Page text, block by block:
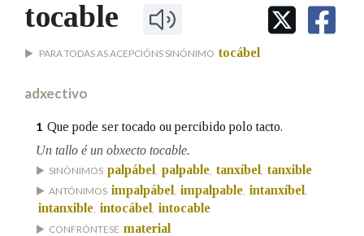
IDENTIDADE CORPORATIVA
MARCIAL DEL ADALID
CASA-MUSEO EMILIA PARDO
FIGURAS HOMENAXEADAS
HISTORIA
PORTAL DAS PALABRAS
Facebook
TwitterYoutubeInstagramBluesky
BUSCAR NOS LEMAS
Comeza por
Contén
tocable
PARA TODAS AS ACEPCIÓNS SINÓNIMO tocábel
adxectivo
1 Que pode ser tocado ou percibido polo tacto.
Un tallo é un obxecto tocable.
SINÓNIMOS palpábel palpable tanxíbel tanxible
ANTÓNIMOS impalpábel impalpable intanxíbel
intanxible intocábel intocable
CONFRÓNTESE material